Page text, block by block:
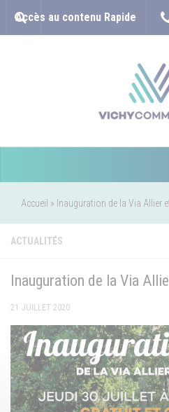
Accès au contenu Rapide
Accueil » Inauguration de la Via Allier
ACTUALITÉS
Inauguration de la Via
21 JUILLET 2020